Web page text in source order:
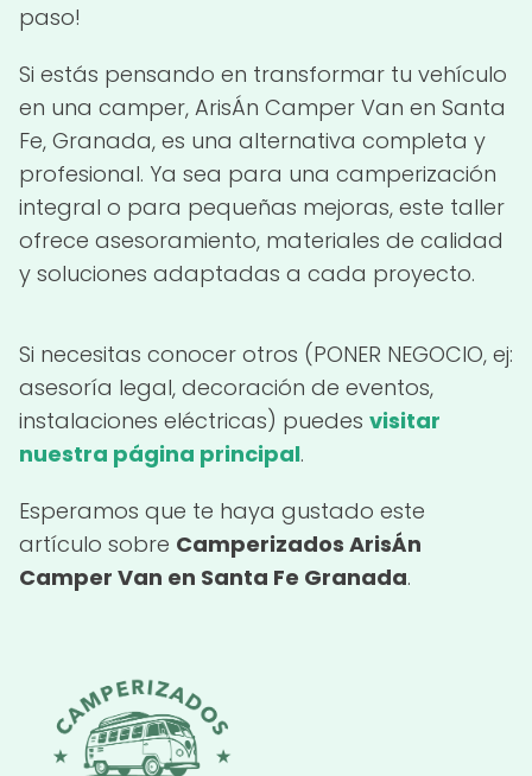
paso!
Si estás pensando en transformar tu vehículo
en una camper, ArisÁn Camper Van en Santa
Fe, Granada, es una alternativa completa y
profesional. Ya sea para una camperización
integral o para pequeñas mejoras, este taller
ofrece asesoramiento, materiales de calidad
y soluciones adaptadas a cada proyecto.
Si necesitas conocer otros (PONER NEGOCIO, ej:
asesoría legal, decoración de eventos,
instalaciones eléctricas) puedes visitar
nuestra página principal.
Esperamos que te haya gustado este
artículo sobre Camperizados ArisÁn
Camper Van en Santa Fe Granada.